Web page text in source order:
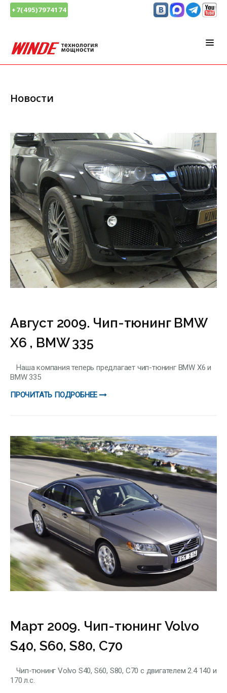
+7(495)7974174
Новости
Август 2009. Чип-тюнинг BMW
X6 , BMW 335
Наша компания теперь предлагает чип-тюнинг BMW X6 и
BMW 335
ПРОЧИТАТЬ ПОДРОБНЕЕ
Март 2009. Чип-тюнинг Volvo
S40, S60, S80, С70
Чип-тюнинг Volvo S40, S60, S80, С70 с двигателем 2.4 140 и
170 л.с.